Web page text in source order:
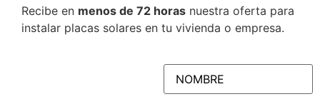
Recibe en menos de 72 horas nuestra oferta para
instalar placas solares en tu vivienda o empresa.
NOMBRE(Obligatorio)